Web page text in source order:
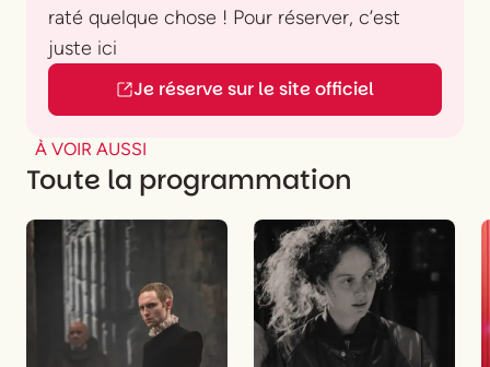
raté quelque chose ! Pour réserver, c’est
juste ici
Je réserve sur le site officiel
À VOIR AUSSI
Toute la programmation